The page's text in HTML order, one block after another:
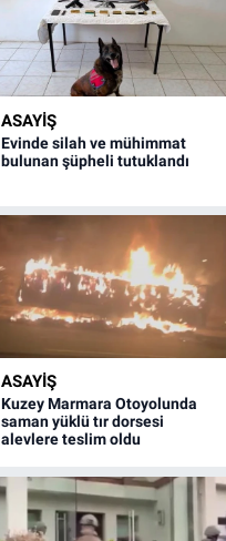
ASAYİŞ
Evinde silah ve mühimmat
bulunan şüpheli tutuklandı
ASAYİŞ
Kuzey Marmara Otoyolunda
saman yüklü tır dorsesi
alevlere teslim oldu